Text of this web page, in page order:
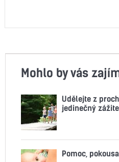
Mohlo by vás
Udělejte z
jedinečný
Pomoc,